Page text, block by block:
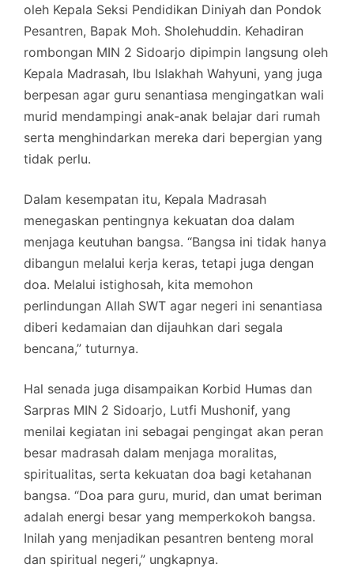
oleh Kepala Seksi Pendidikan Diniyah dan Pondok
Pesantren, Bapak Moh. Sholehuddin. Kehadiran
rombongan MIN 2 Sidoarjo dipimpin langsung oleh
Kepala Madrasah, Ibu Islakhah Wahyuni, yang juga
berpesan agar guru senantiasa mengingatkan wali
murid mendampingi anak-anak belajar dari rumah
serta menghindarkan mereka dari bepergian yang
tidak perlu.
Dalam kesempatan itu, Kepala Madrasah
menegaskan pentingnya kekuatan doa dalam
menjaga keutuhan bangsa. “Bangsa ini tidak hanya
dibangun melalui kerja keras, tetapi juga dengan
doa. Melalui istighosah, kita memohon
perlindungan Allah SWT agar negeri ini senantiasa
diberi kedamaian dan dijauhkan dari segala
bencana,” tuturnya.
Hal senada juga disampaikan Korbid Humas dan
Sarpras MIN 2 Sidoarjo, Lutfi Mushonif, yang
menilai kegiatan ini sebagai pengingat akan peran
besar madrasah dalam menjaga moralitas,
spiritualitas, serta kekuatan doa bagi ketahanan
bangsa. “Doa para guru, murid, dan umat beriman
adalah energi besar yang memperkokoh bangsa.
Inilah yang menjadikan pesantren benteng moral
dan spiritual negeri,” ungkapnya.